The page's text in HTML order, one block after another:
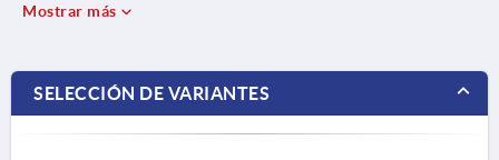
Partes de acero con clase de
inoxidable 1.4305.
Mostrar más
SELECCIÓN DE VARIANTES